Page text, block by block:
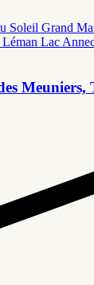
Soleil Grand
Lac
Meuniers,